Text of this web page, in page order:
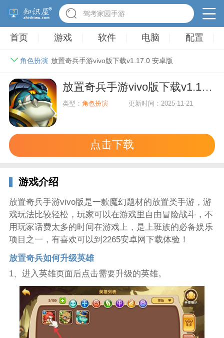
驾考家园手游
首页 游戏 软件 电脑 配置
角色扮演 放置奇兵手游vivo版下载v1.17.0 安卓版
放置奇兵手游vivo版下载v1.17.0 安卓版
类型：角色扮演 更新时间：2025-11-21
点击下载
游戏介绍
放置奇兵手游vivo版是一款魔幻题材的放置类手游，游
戏玩法比较轻松，玩家可以在游戏里自由冒险战斗，不
用玩家话费太多的时间在游戏上，是上班族的必备娱乐
项目之一，有喜欢可以到2265安卓网下载体验！
放置奇兵如何升级英雄
1、进入英雄页面后点击需要升级的英雄。